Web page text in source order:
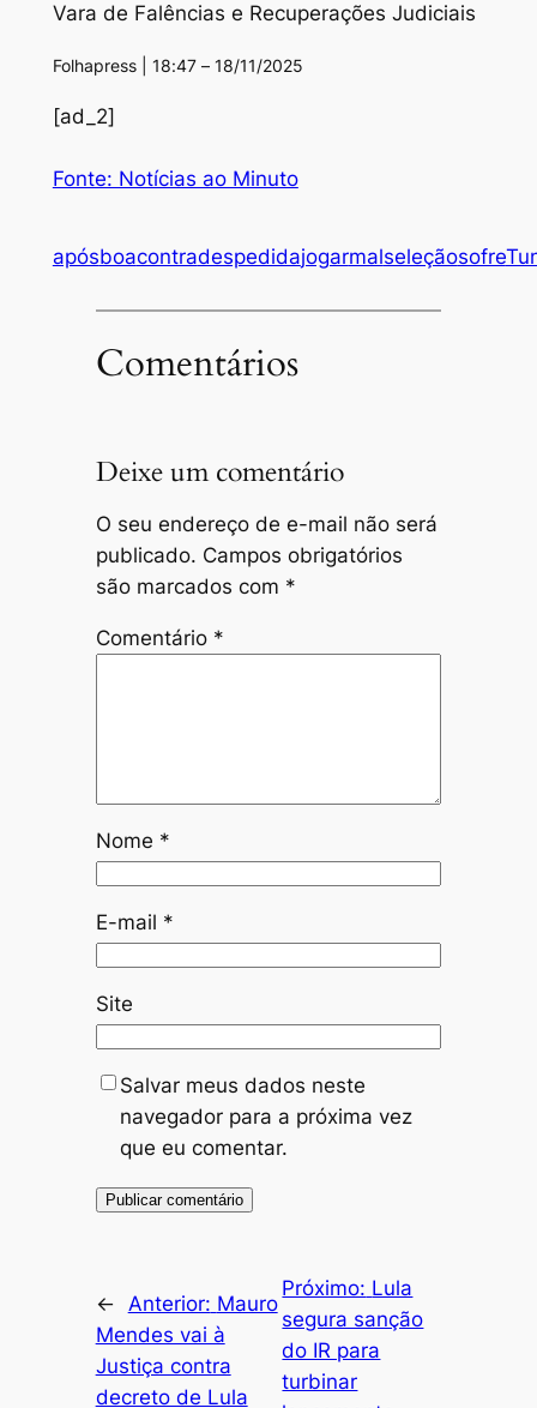
Vara de Falências e Recuperações Judiciais
Folhapress | 18:47 – 18/11/2025
[ad_2]
Fonte: Notícias ao Minuto
apósboacontradespedidajogarmalseleçãosofre
Comentários
Deixe um comentário
O seu endereço de e-mail não será
publicado. Campos obrigatórios
são marcados com *
Comentário *
Nome *
E-mail *
Site
Salvar meus dados neste
navegador para a próxima vez
que eu comentar.
← Anterior: Mauro
Mendes vai à
Justiça contra
decreto de Lula
Próximo: Lula
segura sanção
do IR para
turbinar